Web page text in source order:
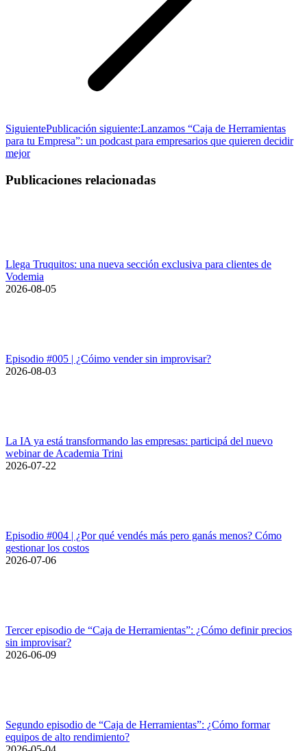
SiguientePublicación siguiente:Lanzamos “Caja de Herramientas
para tu Empresa”: un podcast para empresarios que quieren decidir
mejor
Publicaciones relacionadas
Llega Truquitos: una nueva sección exclusiva para clientes de
Vodemia
2026-08-05
Episodio #005 | ¿Cóimo vender sin improvisar?
2026-08-03
La IA ya está transformando las empresas: participá del nuevo
webinar de Academia Trini
2026-07-22
Episodio #004 | ¿Por qué vendés más pero ganás menos? Cómo
gestionar los costos
2026-07-06
Tercer episodio de “Caja de Herramientas”: ¿Cómo definir precios
sin improvisar?
2026-06-09
Segundo episodio de “Caja de Herramientas”: ¿Cómo formar
equipos de alto rendimiento?